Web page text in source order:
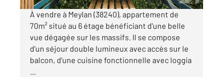
À vendre à Meylan (38240), appartement de
70m² situé au 6 étage bénéficiant d'une belle
vue dégagée sur les massifs. Il se compose
d'un séjour double lumineux avec accès sur le
balcon, d'une cuisine fonctionnelle avec loggia
...